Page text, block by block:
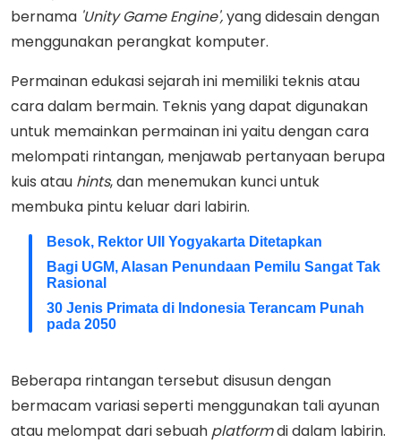
bernama 'Unity Game Engine',yang didesain dengan
menggunakan perangkat komputer.
Permainan edukasi sejarah ini memiliki teknis atau
cara dalam bermain. Teknis yang dapat digunakan
untuk memainkan permainan ini yaitu dengan cara
melompati rintangan, menjawab pertanyaan berupa
kuis atau hints, dan menemukan kunci untuk
membuka pintu keluar dari labirin.
Besok, Rektor UII Yogyakarta Ditetapkan
Bagi UGM, Alasan Penundaan Pemilu Sangat Tak
Rasional
30 Jenis Primata di Indonesia Terancam Punah
pada 2050
Beberapa rintangan tersebut disusun dengan
bermacam variasi seperti menggunakan tali ayunan
atau melompat dari sebuah platformdi dalam labirin.